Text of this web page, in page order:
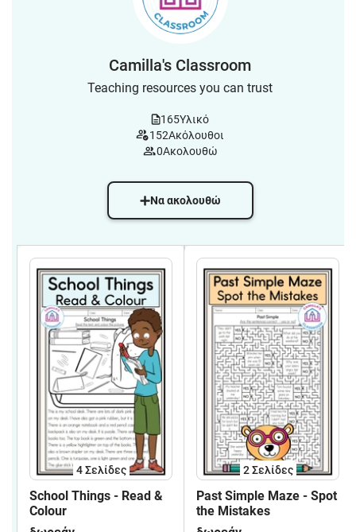
Camilla's Classroom
Teaching resources you can trust
165Υλικό
152Ακόλουθοι
0Ακολουθώ
Να ακολουθώ
4Σελίδες
School Things - Read &
Colour
2Σελίδες
Past Simple Maze - Spot
the Mistakes